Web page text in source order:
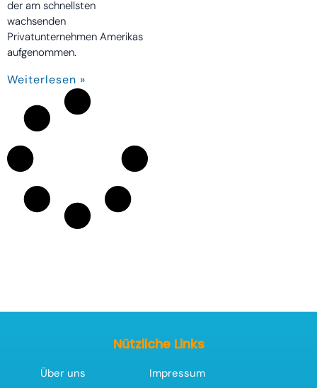
der am schnellsten
wachsenden
Privatunternehmen Amerikas
aufgenommen.
Weiterlesen »
Nützliche Links
Über uns
Impressum